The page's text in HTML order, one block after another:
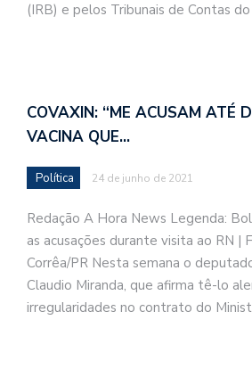
(IRB) e pelos Tribunais de Contas
COVAXIN: “ME ACUSAM ATÉ
VACINA QUE…
Política 24 de junho de 2021
Redação A Hora News Legenda:
as acusações durante visita ao RN |
Corrêa/PR Nesta semana o
Claudio Miranda, que afirma tê-lo
irregularidades no contrato do